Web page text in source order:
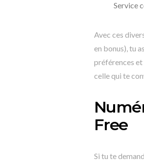
Service
Avec ces
en bonus), tu
préférences et
celle qui te
Free
Si tu te